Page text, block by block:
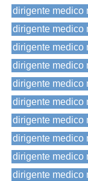
dirigente medico
dirigente medico
dirigente medico
dirigente medico
dirigente medico
dirigente medico
dirigente medico
dirigente medico
dirigente medico
dirigente medico